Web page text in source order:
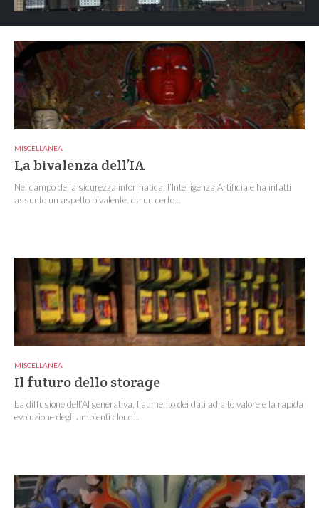
MISCELLANEA
La bivalenza dell’IA
Nel campo della sicurezza informatica, l’Intelligenza Artificiale ha infatti
assunto un aspetto bivalente, da un certo...
MISCELLANEA
Il futuro dello storage
La diffusione dell’AI generativa, l’aumento dei dati ad alto valore e la rapida
evoluzione degli ambienti cloud...